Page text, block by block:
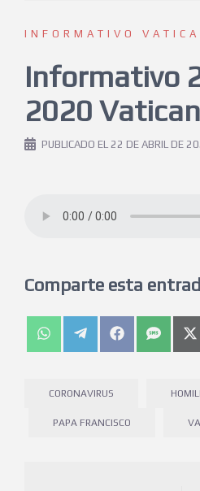
INFORMATIVO
Informativo
2020
PUBLICADO EL 22 DE ABRIL DE
Comparte esta
CORONAVIRUS
PAPA FRANCISCO